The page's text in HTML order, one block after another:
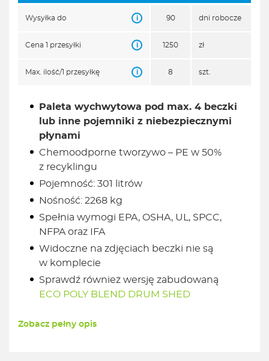
Wysyłka do i 90 dni robocze
Cena 1 przesyłki i 1250 zł
Max. ilość/1 przesyłkę i 8 szt.
Paleta wychwytowa pod max. 4 beczki
lub inne pojemniki z niebezpiecznymi
płynami
Chemoodporne tworzywo – PE w 50%
z recyklingu
Pojemność: 301 litrów
Nośność: 2268 kg
Spełnia wymogi EPA, OSHA, UL, SPCC,
NFPA oraz IFA
Widoczne na zdjęciach beczki nie są
w komplecie
Sprawdź również wersję zabudowaną
ECO POLY BLEND DRUM SHED
Zobacz pełny opis